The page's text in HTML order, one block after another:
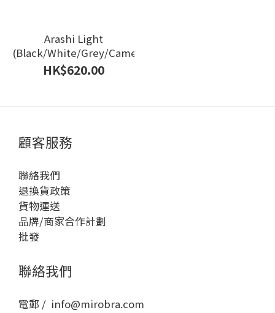
Arashi Light
(Black/White/Grey/Camel)
HK$620.00
顧客服務
聯絡我們
退換貨政策
貨物運送
品牌/商家合作計劃
批發
聯絡我們
電郵 / info@mirobra.com